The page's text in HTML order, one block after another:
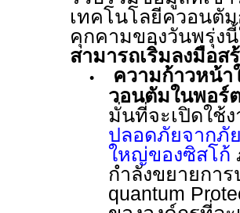
เทคโนโลยีควอนตั
คุกคามของวันพรุ่ง
สามารถเริ่มลงมือส
•
ความก้าวหน้า
วอนตัมในพอร์
มั่นที่จะเปิดใช้
ปลอดภัยจากภั
ใหญ่ของซิสโก้
กำลังขยายกา
quantum